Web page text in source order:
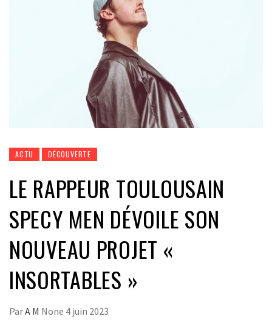
ACTU DÉCOUVERTE
LE RAPPEUR TOULOUSAIN
SPECY MEN DÉVOILE SON
NOUVEAU PROJET «
INSORTABLES »
ParA M None 4 juin 2023